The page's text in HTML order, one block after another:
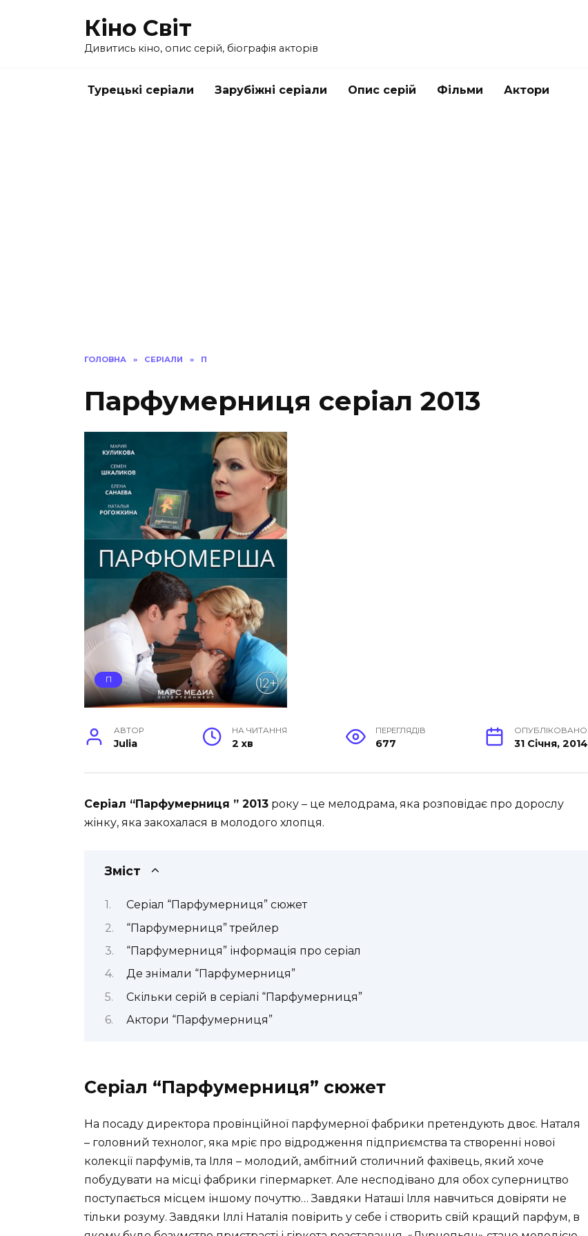
Кіно Світ
Дивитись кіно, опис серій, біографія акторів
Турецькі серіали Зарубіжні серіали Опис серій Фільми Актори
ГОЛОВНА » СЕРІАЛИ » П
Парфумерниця серіал 2013
П
АВТОР
Julia
НА ЧИТАННЯ
2 хв
ПЕРЕГЛЯДІВ
677
ОПУБЛІКОВАНО
31 Січня, 2014
Серіал “Парфумерниця ” 2013 року – це мелодрама, яка розповідає про дорослу
жінку, яка закохалася в молодого хлопця.
Зміст
Серіал “Парфумерниця” сюжет
“Парфумерниця” трейлер
“Парфумерниця” інформація про серіал
Де знімали “Парфумерниця”
Скільки серій в серіалі “Парфумерниця”
Актори “Парфумерниця”
Серіал “Парфумерниця” сюжет
На посаду директора провінційної парфумерної фабрики претендують двоє. Наталя
– головний технолог, яка мріє про відродження підприємства та створенні нової
колекції парфумів, та Ілля – молодий, амбітний столичний фахівець, який хоче
побудувати на місці фабрики гіпермаркет. Але несподівано для обох суперництво
поступається місцем іншому почуттю… Завдяки Наташі Ілля навчиться довіряти не
тільки розуму. Завдяки Іллі Наталія повірить у себе і створить свій кращий парфум, в